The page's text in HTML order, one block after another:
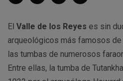
El Valle de los Reyes es sin
arqueológicos más famosos de
las tumbas de numerosos
Entre ellas, la tumba de